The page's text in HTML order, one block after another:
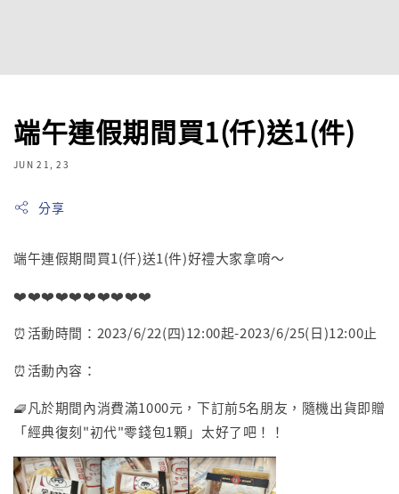
端午連假期間買1(仟)送1(件)
JUN 21, 23
分享
端午連假期間買1(仟)送1(件)好禮大家拿唷～
❤️❤️❤️❤️❤️❤️❤️❤️❤️❤️
⏰活動時間：2023/6/22(四)12:00起-2023/6/25(日)12:00止
⏰活動內容：
🧇凡於期間內消費滿1000元，下訂前5名朋友，隨機出貨即贈
「經典復刻"初代"零錢包1顆」太好了吧！！